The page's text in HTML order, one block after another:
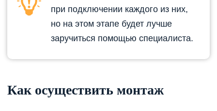
при подключении каждого из них,
но на этом этапе будет лучше
заручиться помощью специалиста.
Как осуществить монтаж